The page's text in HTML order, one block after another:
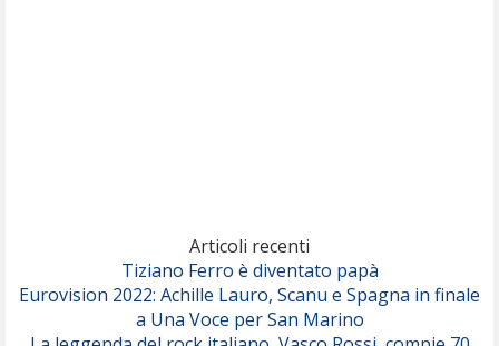
Serenamente
Articoli recenti
Tiziano Ferro è diventato papà
Eurovision 2022: Achille Lauro, Scanu e Spagna in finale
a Una Voce per San Marino